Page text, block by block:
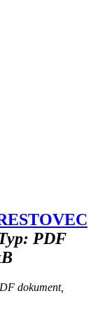
PDF
dokument,